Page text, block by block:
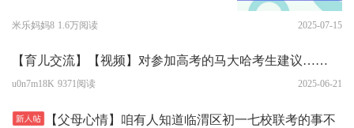
米乐妈妈8 1.6万阅读 2025-07-15
【育儿交流】【视频】对参加高考的马大哈考生建议……
u0n7m18K 9371阅读 2025-06-21
【父母心情】咱有人知道临渭区初一七校联考的事不